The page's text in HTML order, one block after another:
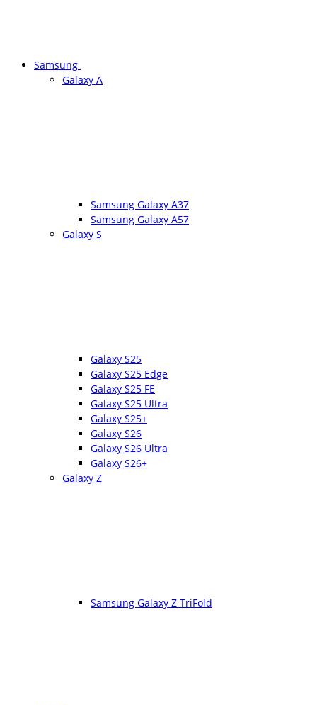
Samsung
Galaxy A
Samsung Galaxy A37
Samsung Galaxy A57
Galaxy S
Galaxy S25
Galaxy S25 Edge
Galaxy S25 FE
Galaxy S25 Ultra
Galaxy S25+
Galaxy S26
Galaxy S26 Ultra
Galaxy S26+
Galaxy Z
Samsung Galaxy Z TriFold